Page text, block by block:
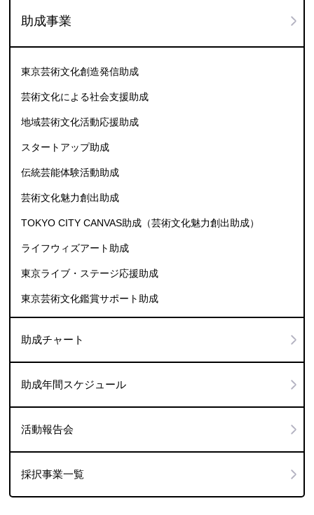
助成事業
東京芸術文化創造発信助成
芸術文化による社会支援助成
地域芸術文化活動応援助成
スタートアップ助成
伝統芸能体験活動助成
芸術文化魅力創出助成
TOKYO CITY CANVAS助成（芸術文化魅力創出助成）
ライフウィズアート助成
東京ライブ・ステージ応援助成
東京芸術文化鑑賞サポート助成
助成チャート
助成年間スケジュール
活動報告会
採択事業一覧